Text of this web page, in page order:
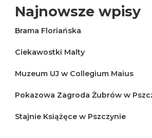
Najnowsze wpisy
Brama Floriańska
Ciekawostki Malty
Muzeum UJ w Collegium Maius
Pokazowa Zagroda Żubrów w
Stajnie Książęce w Pszczynie